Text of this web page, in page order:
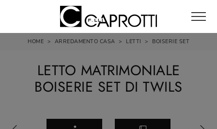
HOME > ARREDAMENTO CASA > LETTI > BOISERIE SET
LETTO MATRIMONIALE
BOISERIE SET DI TWILS